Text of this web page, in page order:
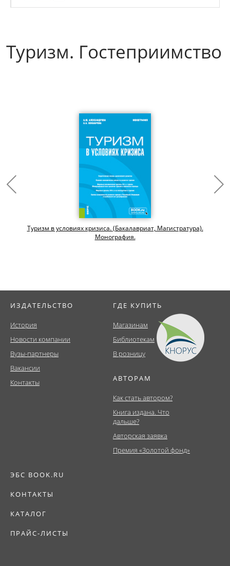
Туризм. Гостеприимство
Туризм в условиях кризиса. (Бакалавриат, Магистратура).
Монография.
ИЗДАТЕЛЬСТВО
История
Новости компании
Вузы-партнеры
Вакансии
Контакты
ГДЕ КУПИТЬ
Магазинам
Библиотекам
В розницу
АВТОРАМ
Как стать автором?
Книга издана. Что
дальше?
Авторская заявка
Премия «Золотой фонд»
ЭБС BOOK.RU
КОНТАКТЫ
КАТАЛОГ
ПРАЙС-ЛИСТЫ